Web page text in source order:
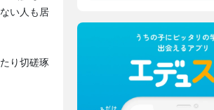
い人も居
り切磋琢